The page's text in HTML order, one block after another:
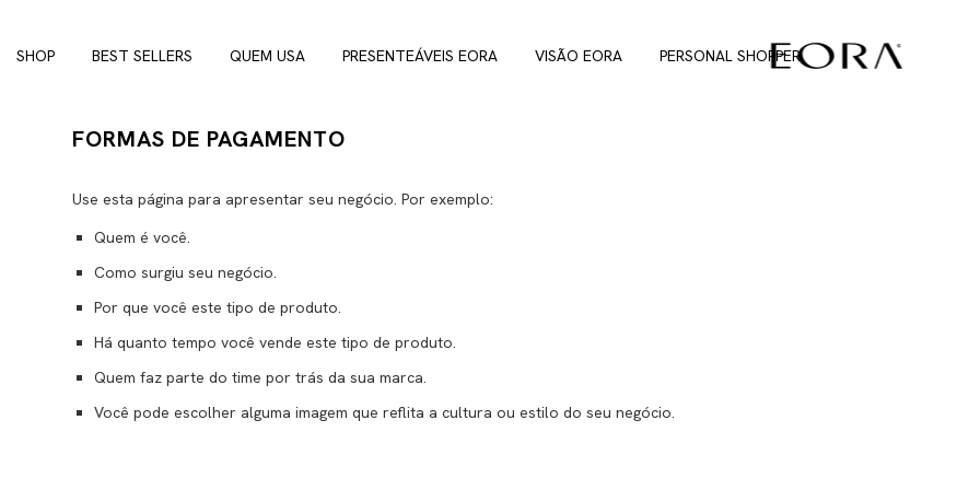
SHOP BEST SELLERS QUEM USA PRESENTEÁVEIS EORA VISÃO EORA PERSONAL SHOPPER
FORMAS DE PAGAMENTO
Use esta página para apresentar seu negócio. Por exemplo:
Quem é você.
Como surgiu seu negócio.
Por que você este tipo de produto.
Há quanto tempo você vende este tipo de produto.
Quem faz parte do time por trás da sua marca.
Você pode escolher alguma imagem que reflita a cultura ou estilo do seu negócio.